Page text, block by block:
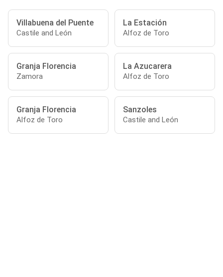
Villabuena del Puente
Castile and León
La Estación
Alfoz de Toro
Granja Florencia
Zamora
La Azucarera
Alfoz de Toro
Granja Florencia
Alfoz de Toro
Sanzoles
Castile and León